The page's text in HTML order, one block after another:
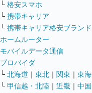
└ 格安スマホ
└ 携帯キャリア
└ 携帯キャリア格安ブランド
ホームルーター
モバイルデータ通信
プロバイダ
└ 北海道 ｜ 東北 ｜ 関東 ｜ 東海
└ 甲信越・北陸 ｜ 近畿 ｜ 中国